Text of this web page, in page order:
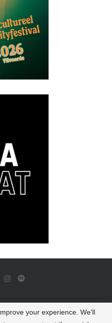
All Rights Reserved
your experience. We'll